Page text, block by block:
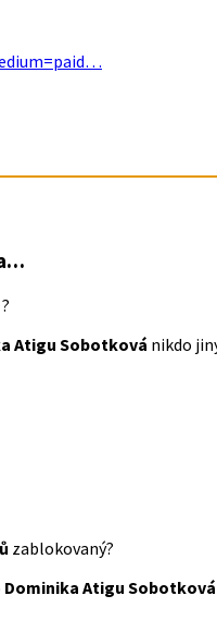
?
Atigu Sobotková nikdo
zablokovaný?
Dominika Atigu Sobotková